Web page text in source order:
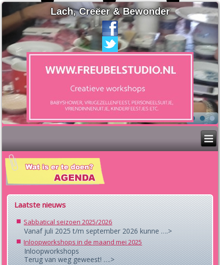
Lach, Creëer & Bewonder
Laatste nieuws
Sabbatical seizoen 2025/2026
Vanaf juli 2025 t/m september 2026 kunne ….>
Inloopworkshops in de maand mei 2025
Inloopworkshops
Terug van weg geweest! ….>